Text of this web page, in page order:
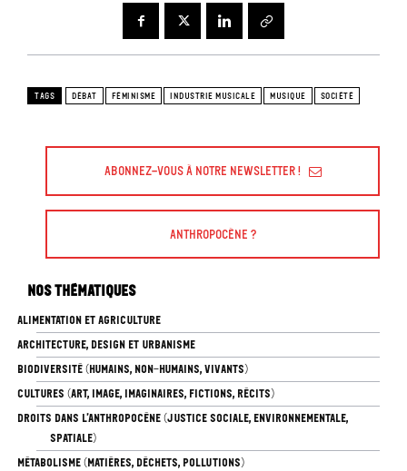
TAGS DÉBAT FÉMINISME INDUSTRIE MUSICALE MUSIQUE SOCIÉTÉ
Abonnez-vous à Notre Newsletter !
Anthropocène ?
Nos thématiques
ALIMENTATION ET AGRICULTURE
ARCHITECTURE, DESIGN ET URBANISME
BIODIVERSITÉ (HUMAINS, NON-HUMAINS, VIVANTS)
CULTURES (ART, IMAGE, IMAGINAIRES, FICTIONS, RÉCITS)
DROITS DANS L’ANTHROPOCÈNE (JUSTICE SOCIALE, ENVIRONNEMENTALE,
SPATIALE)
MÉTABOLISME (MATIÈRES, DÉCHETS, POLLUTIONS)